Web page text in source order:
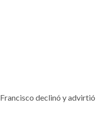
declinó y advirtió